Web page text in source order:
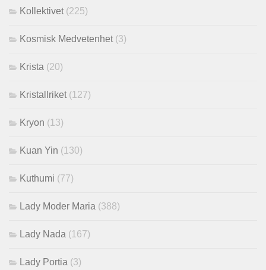
Kollektivet (225)
Kosmisk Medvetenhet (3)
Krista (20)
Kristallriket (127)
Kryon (13)
Kuan Yin (130)
Kuthumi (77)
Lady Moder Maria (388)
Lady Nada (167)
Lady Portia (3)